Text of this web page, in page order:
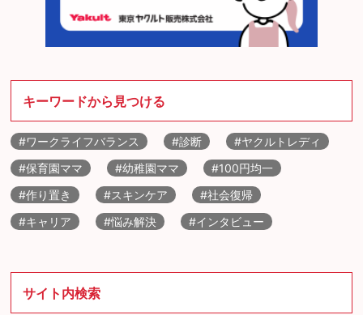
キーワードから見つける
#ワークライフバランス #診断
#ヤクルトレディ
#保育園ママ
#幼稚園ママ
#100円均一
#作り置き
#スキンケア
#社会復帰
#キャリア
#悩み解決 #インタビュー
サイト内検索